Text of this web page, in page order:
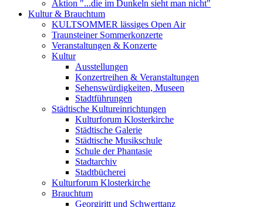
Aktion "...die im Dunkeln sieht man nicht"
Kultur & Brauchtum
KULTSOMMER lässiges Open Air
Traunsteiner Sommerkonzerte
Veranstaltungen & Konzerte
Kultur
Ausstellungen
Konzertreihen & Veranstaltungen
Sehenswürdigkeiten, Museen
Stadtführungen
Städtische Kultureinrichtungen
Kulturforum Klosterkirche
Städtische Galerie
Städtische Musikschule
Schule der Phantasie
Stadtarchiv
Stadtbücherei
Kulturforum Klosterkirche
Brauchtum
Georgiritt und Schwerttanz